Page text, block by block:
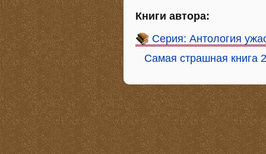
Книги автора:
Серия: Антология
Самая страшная книга